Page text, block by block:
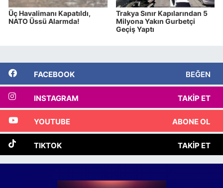
Üç Havalimanı Kapatıldı,
NATO Üssü Alarmda!
Trakya Sınır Kapılarından 5
Milyona Yakın Gurbetçi
Geçiş Yaptı
FACEBOOK BEĞEN
INSTAGRAM TAKIP ET
YOUTUBE ABONE OL
TIKTOK TAKIP ET